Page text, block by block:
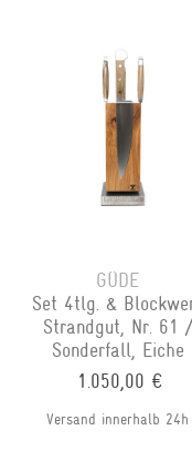
GÜDE
Set 4tlg. &
Strandgut, Nr. 61 /
Sonderfall, Eiche
1.050,00 €
Versand innerhalb 24h